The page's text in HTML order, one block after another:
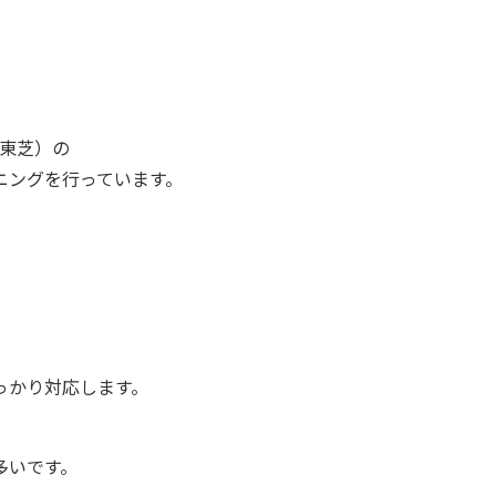
芝）の
グを行っています。
り対応します。
です。